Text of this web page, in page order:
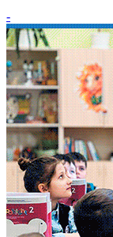
-